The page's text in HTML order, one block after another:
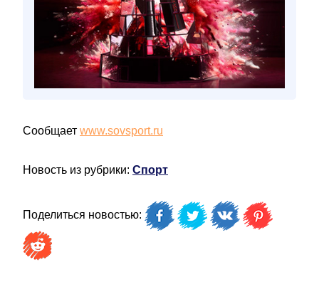
Сообщает www.sovsport.ru
Новость из рубрики: Спорт
Поделиться новостью: